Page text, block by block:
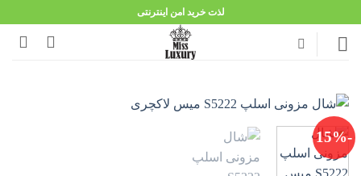
content
لذت خرید امن اینترنتی
-15%